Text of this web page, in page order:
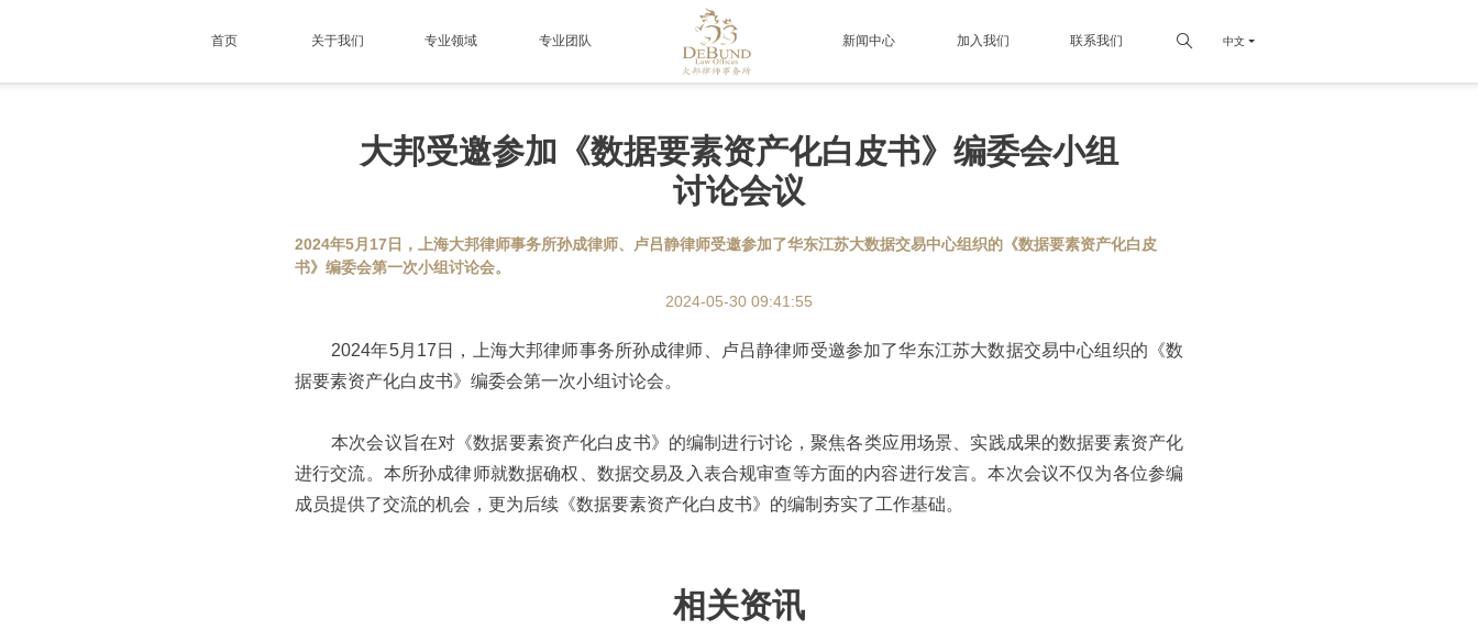
首页 关于我们 专业领域 专业团队 新闻中心 加入我们 联系我们 中文
大邦受邀参加《数据要素资产化白皮书》编委会小组
讨论会议
2024年5月17日，上海大邦律师事务所孙成律师、卢吕静律师受邀参加了华东江苏大数据交易中心组织的《数据要素资产化白皮
书》编委会第一次小组讨论会。
2024-05-30 09:41:55
2024年5月17日，上海大邦律师事务所孙成律师、卢吕静律师受邀参加了华东江苏大数据交易中心组织的《数
据要素资产化白皮书》编委会第一次小组讨论会。
本次会议旨在对《数据要素资产化白皮书》的编制进行讨论，聚焦各类应用场景、实践成果的数据要素资产化
进行交流。本所孙成律师就数据确权、数据交易及入表合规审查等方面的内容进行发言。本次会议不仅为各位参编
成员提供了交流的机会，更为后续《数据要素资产化白皮书》的编制夯实了工作基础。
相关资讯